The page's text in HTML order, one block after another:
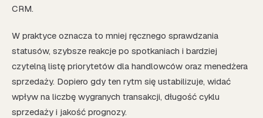
CRM.
W praktyce oznacza to mniej ręcznego sprawdzania
statusów, szybsze reakcje po spotkaniach i bardziej
czytelną listę priorytetów dla handlowców oraz menedżera
sprzedaży. Dopiero gdy ten rytm się ustabilizuje, widać
wpływ na liczbę wygranych transakcji, długość cyklu
sprzedaży i jakość prognozy.